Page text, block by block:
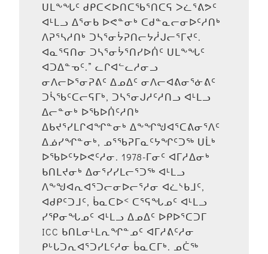
ᑌᒪᖕᖓᑦ ᑯᑭᑕᐸᐅᑎᑕᖃᕐᑎᑕᕋ ᐳᓛᕐᕕᕗᑦ
ᐊᒻᒪᓗ ᐃᕐᓂᑲ ᐅᕙᓐᓂᒃ ᑕᑯᓐᓇᓕᓂᐅᑦᓱᑎᒃ
ᐱᕈᕐᓴᓱᑎᒃ ᑐᓴᕐᓂᔮᕈᑎᓕᔭᓲᒍᓕᕐᒥᔪᑦ.
ᐊᓇᕐᕋᑎᓂ ᑐᓴᕐᓂᔮᕐᑎᓯᐅᑏᑦ ᑌᒪᖕᖓᑦ
ᐊᑐᐃᓐᓀᑦ.” ᓚᒋᐊᓪᓚᓱᓂᓗ
ᓂᐱᓕᐅᕐᓂᕈᕕᑦ ᐃᓄᐃᑦ ᓂᐱᓕᐊᕕᓂᕐᓃᕕᑦ
ᑐᓵᖃᑦᑕᓕᕋᒥᒃ, ᑐᓴᕐᓂᒍᓱᑦᓱᑎᓗ ᐊᒻᒪᓗ
ᐃᓕᓐᓂᒃ ᐅᖃᐅᑏᑦᓱᑎᒃ
ᐃᑲᔪᕐᓯᒪᒋᐊᖏᓐᓂᒃ ᐃᖕᖏᖑᐊᕐᑕᕕᓂᕐᐱᑦ
ᐃᓅᓯᖏᓐᓂᒃ, ᓄᕐᖃᕈᒥᓇᑦᔭᖏᑦᑐᖅ ᑌᒫᒃ
ᐅᖃᐅᑦᔭᐅᕙᑦᓱᓂ. 1978-ᒥᓂᑦ ᐊᒥᓱᐃᓂᒃ
ᑲᑎᒪᔪᓂᒃ ᐃᓂᕐᓯᓯᒪᓕᕐᑐᖅ ᐊᒻᒪᓗ
ᐱᖕᖑᐊᕆᐊᕐᑐᓕᓂᐅᓕᕐᓱᓂ ᐊᓛᔅᑲᒧᑦ,
ᐊᑯᑭᑦᑐᒧᑦ, ᑳᓇᑕᐅᑉ ᑕᕐᕋᖓᓄᑦ ᐊᒻᒪᓗ
ᓯᕿᓂᖓᓄᑦ ᐊᒻᒪᓗ ᐃᓄᐃᑦ ᐅᑭᐅᕐᑕᑐᒥ
ICC ᑲᑎᒪᓂᒻᒪᕆᖏᓐᓄᑦ ᐊᒥᓱᕕᑦᓱᓂ
ᑭᒡᒐᑐᕆᐊᕐᑐᓯᒪᑦᓱᓂ ᑳᓇᑕᒥᒃ. ᓄᑖᖅ